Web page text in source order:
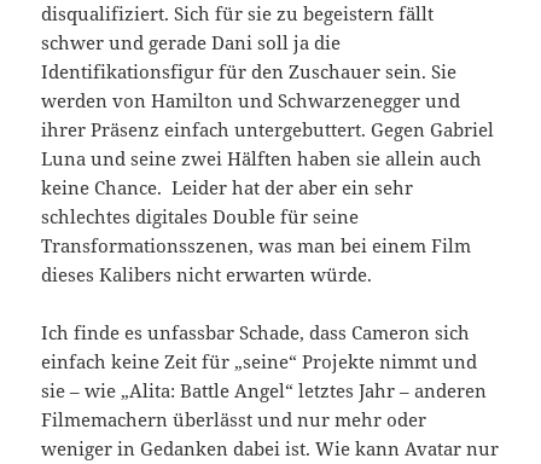
disqualifiziert. Sich für sie zu begeistern fällt
schwer und gerade Dani soll ja die
Identifikationsfigur für den Zuschauer sein. Sie
werden von Hamilton und Schwarzenegger und
ihrer Präsenz einfach untergebuttert. Gegen Gabriel
Luna und seine zwei Hälften haben sie allein auch
keine Chance. Leider hat der aber ein sehr
schlechtes digitales Double für seine
Transformationsszenen, was man bei einem Film
dieses Kalibers nicht erwarten würde.
Ich finde es unfassbar Schade, dass Cameron sich
einfach keine Zeit für „seine“ Projekte nimmt und
sie – wie „Alita: Battle Angel“ letztes Jahr – anderen
Filmemachern überlässt und nur mehr oder
weniger in Gedanken dabei ist. Wie kann Avatar nur